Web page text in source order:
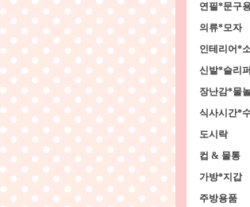
연필*문구
의류*모자
인테리어*
신발*슬리퍼
장난감*물
식사시간*
도시락
컵 & 물통
가방*지갑
주방용품